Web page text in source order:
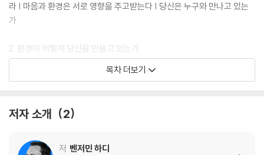
라 | 마음과 환경은 서로 영향을 주고받는다 | 당신은 누구와 만나고 있는
가
2. 환경이 어떻게 당신을 만들고 있는가
가능성은 환경에 따라 달라진다 | 환경에 순응하거나 끊임없이 맞서거나 |
모든 환경은 상한선을 정해준다 | 우리의 가치는 상대적이다 | 당신의 역할
3. 긍정적 스트레스를 주는 환경을 만들어라
기기
목차 더보기
저자 소개 2
저 벤저민 하디